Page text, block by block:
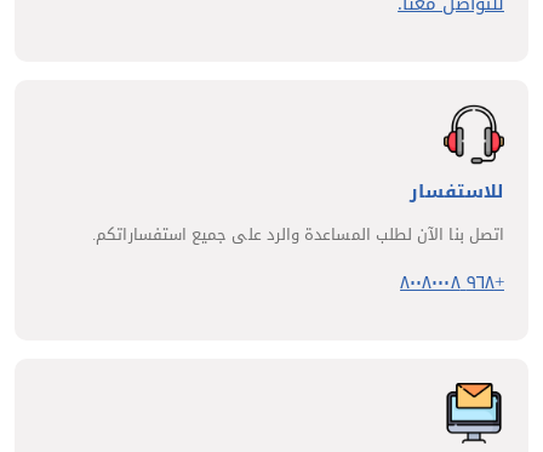
للاستفسار
اتصل بنا الآن لطلب المساعدة والرد على جميع استفساراتكم.
+٩٦٨ ٨٠٠٨٠٠٠٨